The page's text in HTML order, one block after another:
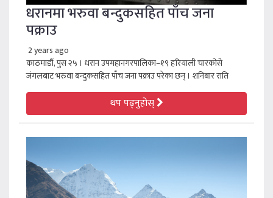
धरानमा भरुवा बन्दुकसहित पाँच जना
पक्राउ
2 years ago
काठमाडौं, पुस २५ । धरान उपमहानगरपालिका–१९ हरियाली चारकोसे
जंगलबाट भरुवा बन्दुकसहित पाँच जना पक्राउ परेका छन् । शनिबार राति
थप पढ्नुहोस्